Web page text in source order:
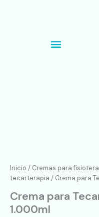
Inicio / Cremas para
tecarterapia / Crema para
Crema para
1.000ml